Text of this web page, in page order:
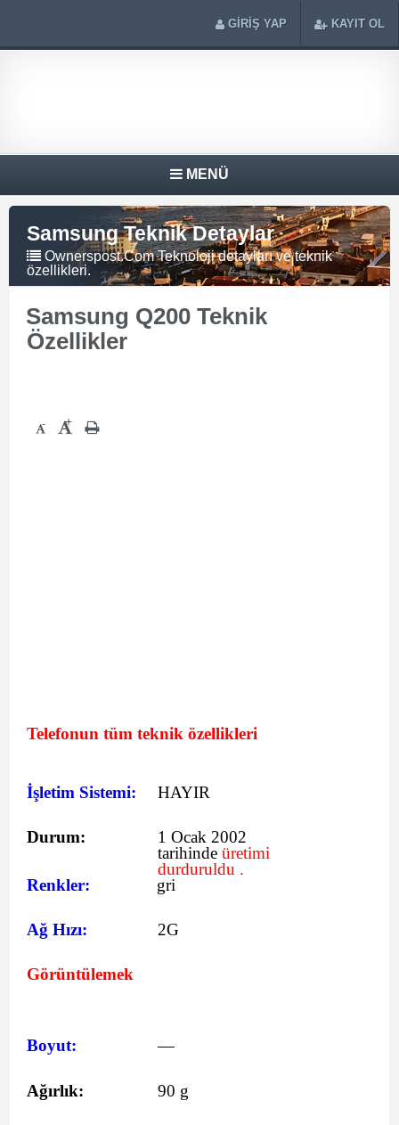
GİRİŞ YAP KAYIT OL
MENÜ
Samsung Teknik Detaylar
Ownerspost.Com Teknoloji detayları ve teknik
özellikleri.
Samsung Q200 Teknik
Özellikler
- +
Telefonun tüm teknik özellikleri
İşletim Sistemi: HAYIR
Durum:
1 Ocak 2002
tarihinde üretimi
durduruldu .
Renkler:
gri
Ağ Hızı: 2G
Görüntülemek
Boyut: —
Ağırlık: 90 g